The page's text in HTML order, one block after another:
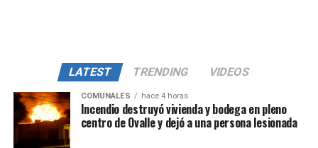
LATEST TRENDING VIDEOS
COMUNALES hace 4 horas
Incendio destruyó vivienda y bodega en pleno
centro de Ovalle y dejó a una persona lesionada